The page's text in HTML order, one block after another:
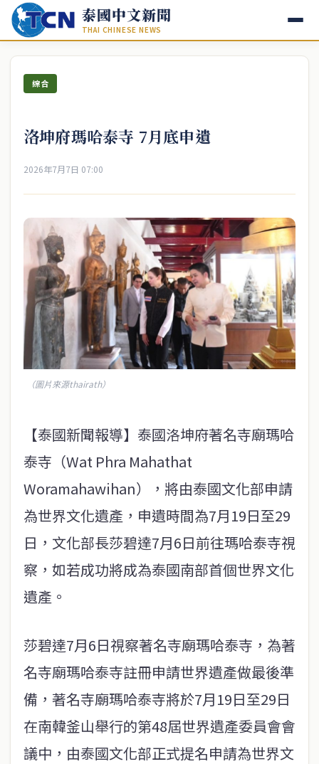
泰國中文新聞
THAI CHINESE NEWS
綜合
洛坤府瑪哈泰寺 7月底申遺
2026年7月7日 07:00
（圖片來源thairath）
【泰國新聞報導】泰國洛坤府著名寺廟瑪哈
泰寺（Wat Phra Mahathat
Woramahawihan），將由泰國文化部申請
為世界文化遺產，申遺時間為7月19日至29
日，文化部長莎碧達7月6日前往瑪哈泰寺視
察，如若成功將成為泰國南部首個世界文化
遺產。
莎碧達7月6日視察著名寺廟瑪哈泰寺，為著
名寺廟瑪哈泰寺註冊申請世界遺產做最後準
備，著名寺廟瑪哈泰寺將於7月19日至29日
在南韓釜山舉行的第48屆世界遺產委員會會
議中，由泰國文化部正式提名申請為世界文